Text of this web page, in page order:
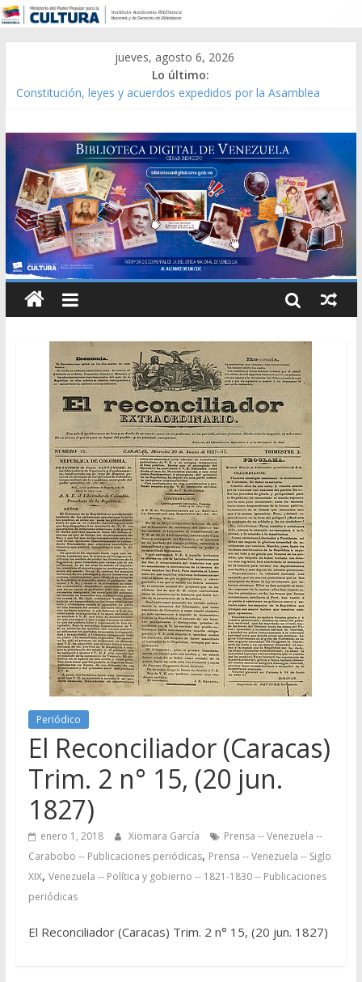
jueves, agosto 6, 2026
Lo último:
Constitución, leyes y acuerdos expedidos por la Asamblea
Modesta Bor Sánchez [material gráfico]
Gaceta Oficial de la República de Venezuela año CXXXIII Mes V,
Caracas 09 de marzo de 2006 N° 38.394
Catálogo temático de obras de Modesta Bor
Periódico
El Reconciliador (Caracas)
Trim. 2 n° 15, (20 jun.
1827)
enero 1, 2018 Xiomara García
Prensa -- Venezuela --
Carabobo -- Publicaciones periódicas, Prensa -- Venezuela -- Siglo
XIX, Venezuela -- Política y gobierno -- 1821-1830 -- Publicaciones
periódicas
El Reconciliador (Caracas) Trim. 2 n° 15, (20 jun. 1827)